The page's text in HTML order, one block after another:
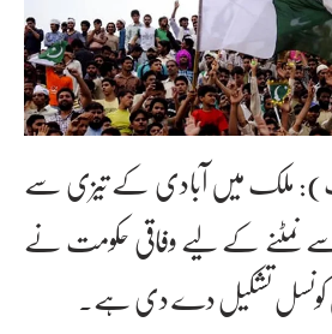
ملک میں آبادی کے تیزی سے
نمٹنے کے لیے وفاقی حکومت نے